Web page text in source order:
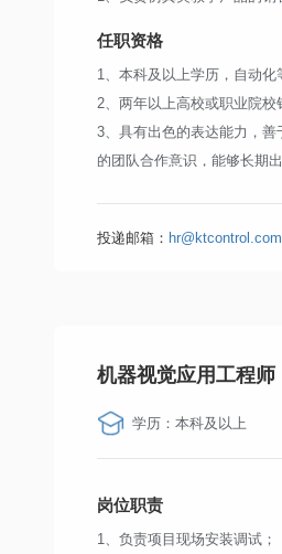
任职资格
1、本科及以上学历，自动化
2、两年以上高校或职业院校
3、具有出色的表达能力，
的团队合作意识，能够长期
投递邮箱： hr@ktcontrol.com
机器视觉应用工程师
学历：本科及以上
岗位职责
1、负责项目现场安装调试；